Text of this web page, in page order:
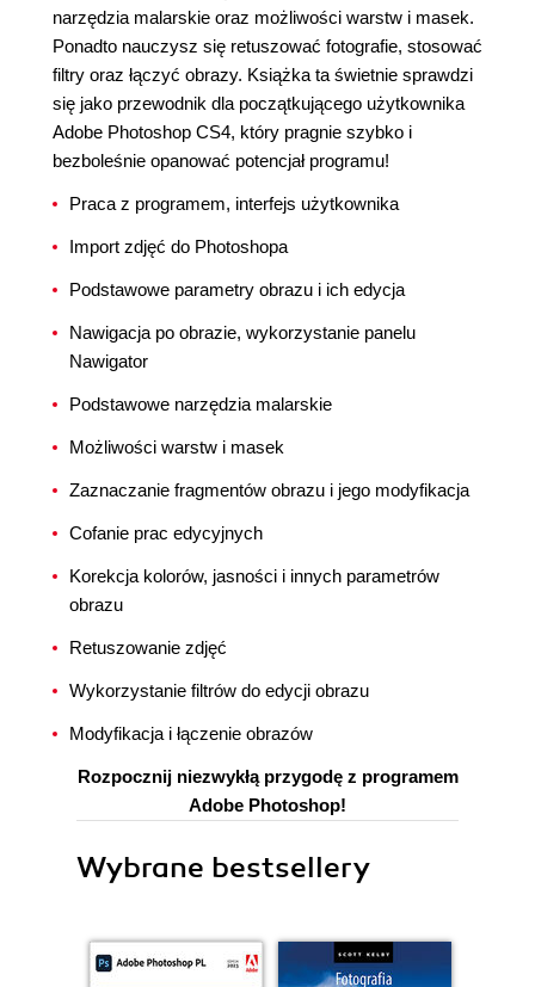
narzędzia malarskie oraz możliwości warstw i masek.
Ponadto nauczysz się retuszować fotografie, stosować
filtry oraz łączyć obrazy. Książka ta świetnie sprawdzi
się jako przewodnik dla początkującego użytkownika
Adobe Photoshop CS4, który pragnie szybko i
bezboleśnie opanować potencjał programu!
Praca z programem, interfejs użytkownika
Import zdjęć do Photoshopa
Podstawowe parametry obrazu i ich edycja
Nawigacja po obrazie, wykorzystanie panelu
Nawigator
Podstawowe narzędzia malarskie
Możliwości warstw i masek
Zaznaczanie fragmentów obrazu i jego modyfikacja
Cofanie prac edycyjnych
Korekcja kolorów, jasności i innych parametrów
obrazu
Retuszowanie zdjęć
Wykorzystanie filtrów do edycji obrazu
Modyfikacja i łączenie obrazów
Rozpocznij niezwykłą przygodę z programem
Adobe Photoshop!
Wybrane bestsellery